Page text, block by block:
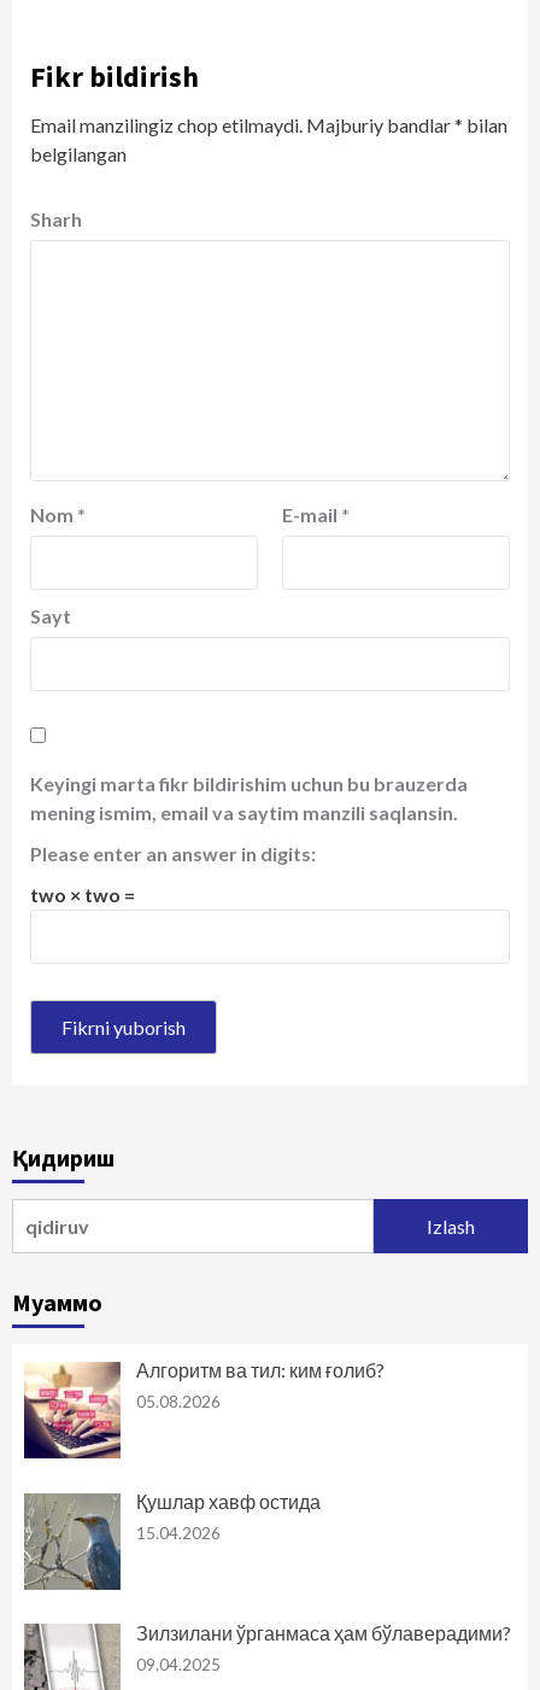
Fikr bildirish
Email manzilingiz chop etilmaydi. Majburiy bandlar* bilan
belgilangan
Sharh
Nom * E-mail *
Sayt
Keyingi marta fikr bildirishim uchun bu brauzerda
mening ismim, email va saytim manzili saqlansin.
Please enter an answer in digits:
two × two =
Қидириш
Муаммо
Алгоритм ва тил: ким ғолиб?
05.08.2026
Қушлар хавф остида
15.04.2026
Зилзилани ўрганмаса ҳам бўлаверадими?
09.04.2025